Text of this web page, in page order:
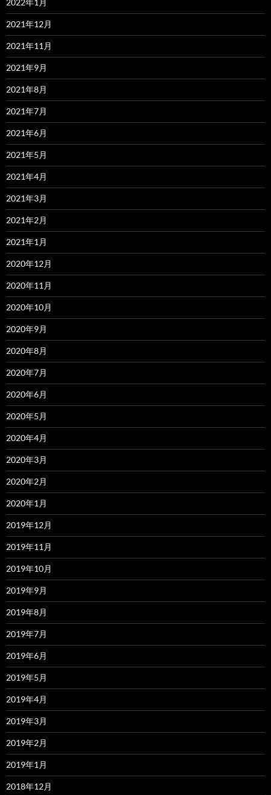
2022年1月
2021年12月
2021年11月
2021年9月
2021年8月
2021年7月
2021年6月
2021年5月
2021年4月
2021年3月
2021年2月
2021年1月
2020年12月
2020年11月
2020年10月
2020年9月
2020年8月
2020年7月
2020年6月
2020年5月
2020年4月
2020年3月
2020年2月
2020年1月
2019年12月
2019年11月
2019年10月
2019年9月
2019年8月
2019年7月
2019年6月
2019年5月
2019年4月
2019年3月
2019年2月
2019年1月
2018年12月